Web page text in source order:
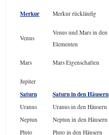
Merkur Merkur rückläufig
Venus
Venus und Mars in den
Elementen
Mars Mars Eigenschaften
Jupiter
Saturn Saturn in den Häusern
Uranus
Uranus in den Häusern
Neptun
Neptun in den Häusern
Pluto
Pluto in den Häusern